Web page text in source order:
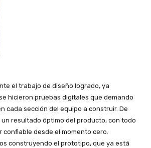
el trabajo de diseño logrado, ya
hicieron pruebas digitales que demando
cada sección del equipo a construir. De
resultado óptimo del producto, con todo
confiable desde el momento cero.
construyendo el prototipo, que ya está